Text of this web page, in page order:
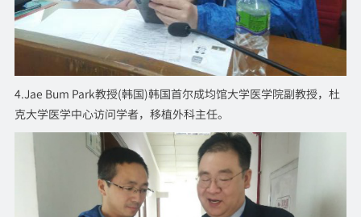
4.Jae Bum Park教授(韩国)韩国首尔成均馆大学医学院副教授，杜
克大学医学中心访问学者，移植外科主任。